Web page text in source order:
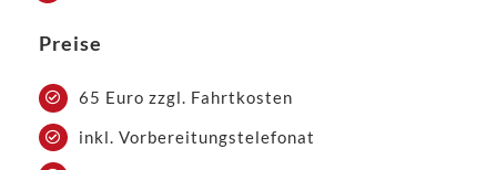
Preise
65 Euro zzgl. Fahrtkosten
inkl. Vorbereitungstelefonat